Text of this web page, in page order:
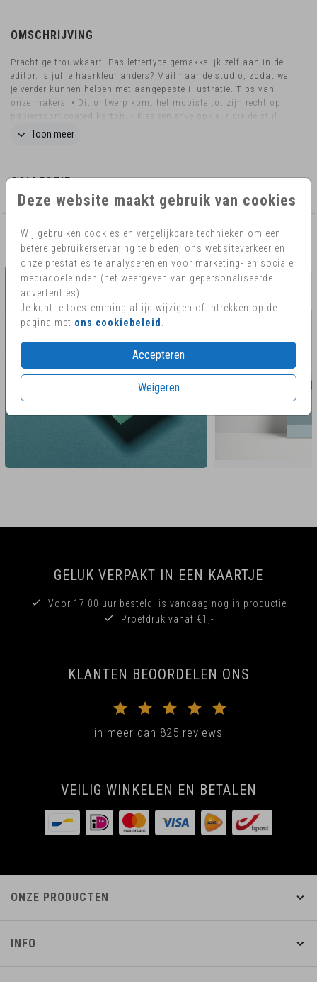
Deze website maakt gebruik van cookies
Wij gebruiken cookies en vergelijkbare technieken om een
betere gebruikerservaring te bieden, ons websiteverkeer en
onze prestaties te analyseren en voor marketing- en sociale
mediadoeleinden (het weergeven van gepersonaliseerde
advertenties).
Je kunt je toestemming altijd wijzigen of intrekken op de
pagina met ons cookiebeleid
Accepteren
Weigeren
OMSCHRIJVING
Prachtige trouwkaart. Pas lettertype gemakkelijk zelf aan in de
editor. Is jullie haarkleur anders? Mail naar de studio, zodat we
je verder kunnen helpen met aangepaste illustratie. Tips van
onze makers: • Dit ontwerp komt het mooiste tot zijn recht op
papiersoort coated karton. • Kies een envelopkleur die de stijl
van de kaart benadrukt. • Sluit de envelop met een bijpassende
Toon meer
COLLECTIE
AANBEVOLEN
GELUK VERPAKT IN EEN KAARTJE
Voor 17:00 uur besteld, is vandaag nog in productie
Proefdruk vanaf €1,-
KLANTEN BEOORDELEN ONS
in meer dan 825 reviews
VEILIG WINKELEN EN BETALEN
ONZE PRODUCTEN
INFO